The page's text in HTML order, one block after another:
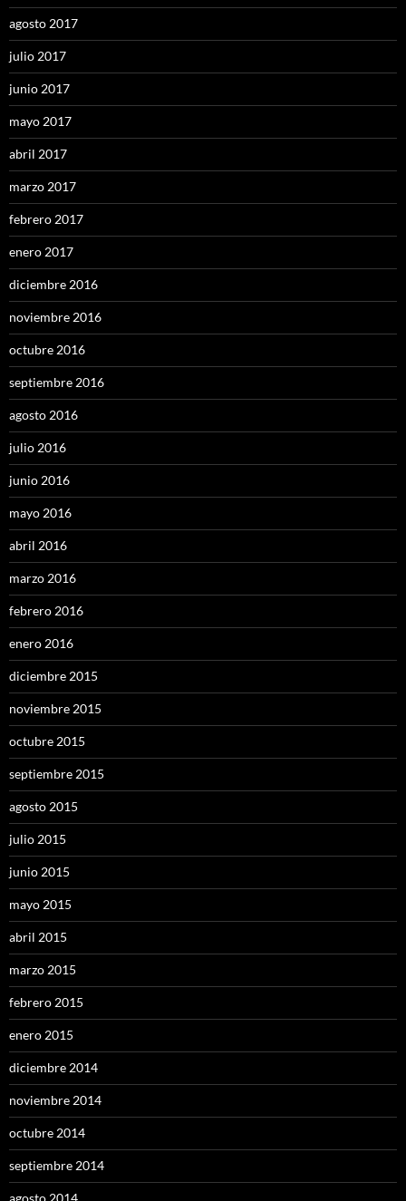
agosto 2017
julio 2017
junio 2017
mayo 2017
abril 2017
marzo 2017
febrero 2017
enero 2017
diciembre 2016
noviembre 2016
octubre 2016
septiembre 2016
agosto 2016
julio 2016
junio 2016
mayo 2016
abril 2016
marzo 2016
febrero 2016
enero 2016
diciembre 2015
noviembre 2015
octubre 2015
septiembre 2015
agosto 2015
julio 2015
junio 2015
mayo 2015
abril 2015
marzo 2015
febrero 2015
enero 2015
diciembre 2014
noviembre 2014
octubre 2014
septiembre 2014